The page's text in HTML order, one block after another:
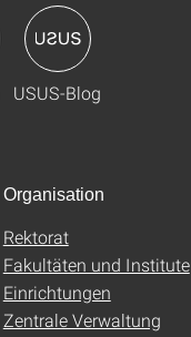
USUS-Blog
Organisation
Rektorat
Fakultäten und Institute
Einrichtungen
Zentrale Verwaltung